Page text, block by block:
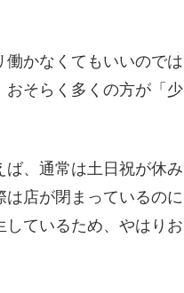
かなくてもいいのでは
おそらく多くの方が「少
、通常は土日祝が休み
店が閉まっているのに
ているため、やはりお